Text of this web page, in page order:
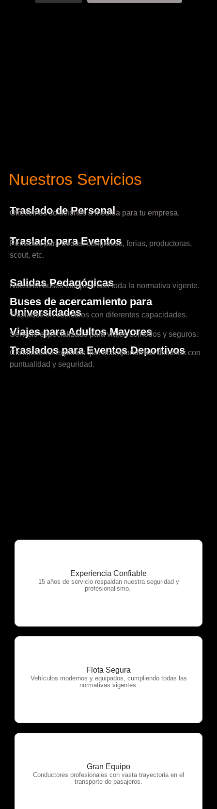
Nuestros Servicios
Traslado de Personal
Ofrecemos soluciones a medida para tu empresa.
Traslado para Eventos
Perfectos para bodas, congresos, ferias, productoras,
scout, etc.
Salidas Pedagógicas
Nuestros buses cumplen con toda la normativa vigente.
Buses de acercamiento para
Universidades
Traslados en vehículos con diferentes capacidades.
Viajes para Adultos Mayores
Servicio especializado para viajes cómodos y seguros.
Traslados para Eventos Deportivos
Conductores expertos que acompañan tus desafíos con
puntualidad y seguridad.
Experiencia Confiable
15 años de servicio respaldan nuestra seguridad y
profesionalismo.
OTP Servicios
Flota Segura
Vehículos modernos y equipados, cumpliendo todas las
normativas vigentes.
OTP Servicios
Gran Equipo
Conductores profesionales con vasta trayectoria en el
transporte de pasajeros.
OTP Servicios